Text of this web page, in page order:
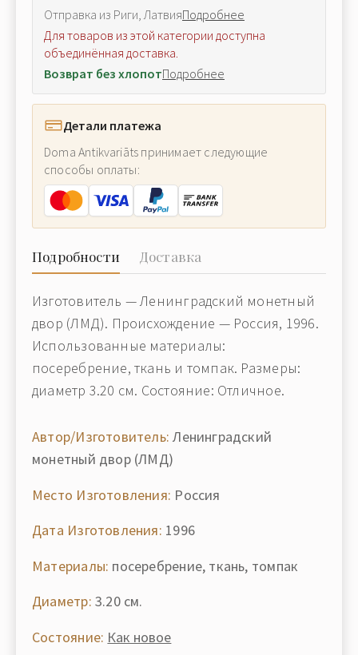
Отправка из Риги, ЛатвияПодробнее
Для товаров из этой категории доступна
объединённая доставка.
Возврат без хлопотПодробнее
Детали платежа
Doma Antikvariāts принимает следующие
способы оплаты:
Подробности Доставка
Изготовитель — Ленинградский монетный
двор (ЛМД). Происхождение — Россия, 1996.
Использованные материалы:
посеребрение, ткань и томпак. Размеры:
диаметр 3.20 см. Состояние: Отличное.
Автор/Изготовитель: Ленинградский
монетный двор (ЛМД)
Место Изготовления: Россия
Дата Изготовления: 1996
Материалы: посеребрение, ткань, томпак
Диаметр: 3.20 см.
Состояние: Как новое